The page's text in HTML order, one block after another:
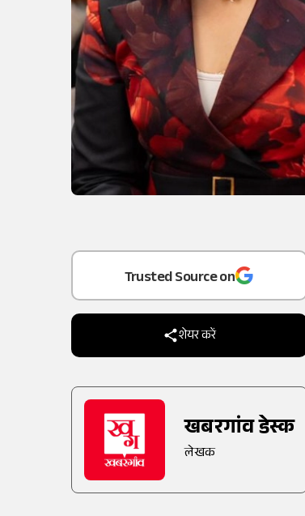
Add
as a
Trusted Source on
शेयर करें
खबरगांव डेस्क
लेखक